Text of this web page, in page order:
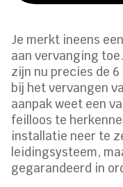
Je merkt ineens
aan vervanging
zijn nu precies de
bij het vervangen
aanpak weet een
feilloos te
installatie neer te
leidingsysteem,
gegarandeerd in